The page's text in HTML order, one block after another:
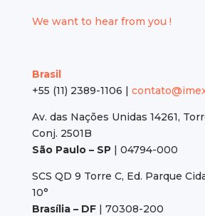
We want to hear from you !
Brasil
+55 (11) 2389-1106 |
Av. das Nações Unidas 14261,
Conj. 2501B
São Paulo – SP| 04794-000
SCS QD 9 Torre C, Ed. Parque
10°
Brasília – DF| 70308-200